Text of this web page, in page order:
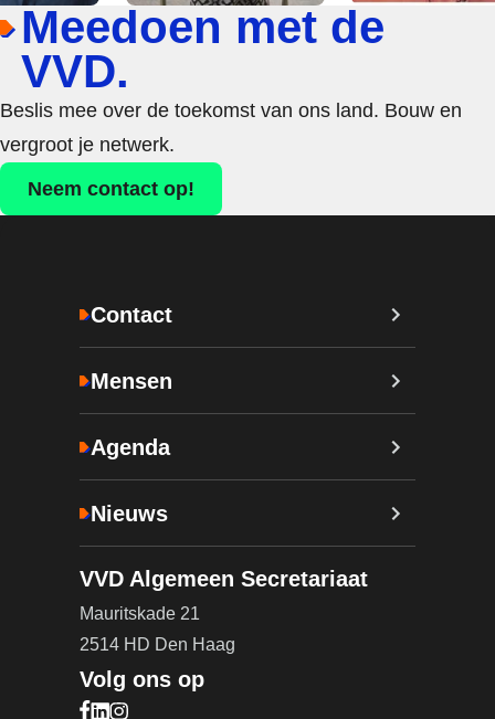
Meedoen met de
VVD.
Beslis mee over de toekomst van ons land. Bouw en
vergroot je netwerk.
Neem contact op!
Contact
Mensen
Agenda
Nieuws
VVD Algemeen Secretariaat
Mauritskade 21
2514 HD Den Haag
Volg ons op
Bezoek onze Facebook pagina (opent in nieuw